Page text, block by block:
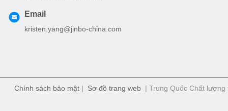
Email
kristen.yang@jinbo-china.com
Chính sách bảo mật | Sơ đồ trang web | Trung Quốc Chất